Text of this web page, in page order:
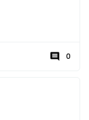
0